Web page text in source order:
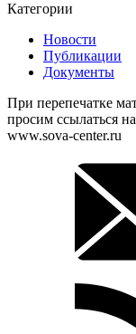
Категории
Новости
Публикации
Документы
При перепечатке
просим ссылаться
www.sova-center.ru